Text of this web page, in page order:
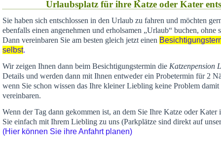
Urlaubsplatz für ihre Katze oder Kater
Sie haben sich entschlossen in den Urlaub zu fahren und möchten
ebenfalls einen angenehmen und erholsamen „Urlaub“ buchen, ohne
Dann vereinbaren Sie am besten gleich jetzt einen
selbst.
Wir zeigen Ihnen dann beim Besichtigungstermin die Katzenpension
Details und werden dann mit Ihnen entweder ein Probetermin für 2
wenn Sie schon wissen das Ihre kleiner Liebling keine Problem
vereinbaren.
Wenn der Tag dann gekommen ist, an dem Sie Ihre Katze oder
Sie einfach mit Ihrem Liebling zu uns (Parkplätze sind direkt auf
(Hier können Sie ihre Anfahrt planen)